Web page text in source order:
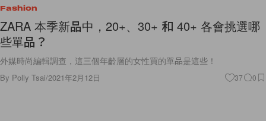
Fashion
ZARA 本季新品中，20+、30+ 和 40+ 各會挑選哪
些單品？
外媒時尚編輯調查，這三個年齡層的女性買的單品是這些！
By Polly Tsai/2021年2月12日 37 0